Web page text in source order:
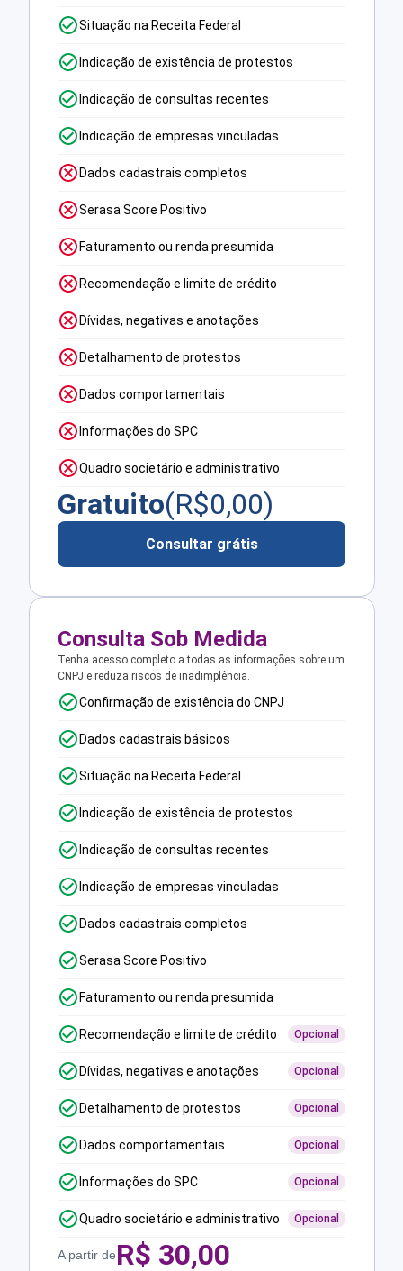
Situação na Receita Federal
Indicação de existência de protestos
Indicação de consultas recentes
Indicação de empresas vinculadas
Dados cadastrais completos
Serasa Score Positivo
Faturamento ou renda presumida
Recomendação e limite de crédito
Dívidas, negativas e anotações
Detalhamento de protestos
Dados comportamentais
Informações do SPC
Quadro societário e administrativo
Gratuito(R$0,00)
Consultar grátis
Consulta Sob Medida
Tenha acesso completo a todas as informações sobre um
CNPJ e reduza riscos de inadimplência.
Confirmação de existência do CNPJ
Dados cadastrais básicos
Situação na Receita Federal
Indicação de existência de protestos
Indicação de consultas recentes
Indicação de empresas vinculadas
Dados cadastrais completos
Serasa Score Positivo
Faturamento ou renda presumida
Recomendação e limite de crédito Opcional
Dívidas, negativas e anotações Opcional
Detalhamento de protestos Opcional
Dados comportamentais Opcional
Informações do SPC Opcional
Quadro societário e administrativo Opcional
A partir deR$ 30,00